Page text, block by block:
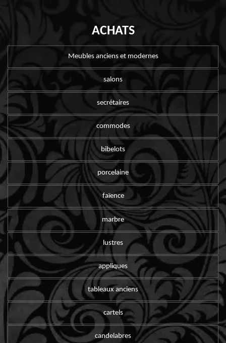
ACHATS
Meubles anciens et modernes
salons
secrétaires
commodes
bibelots
porcelaine
faïence
marbre
lustres
appliques
tableaux anciens
cartels
candelabres